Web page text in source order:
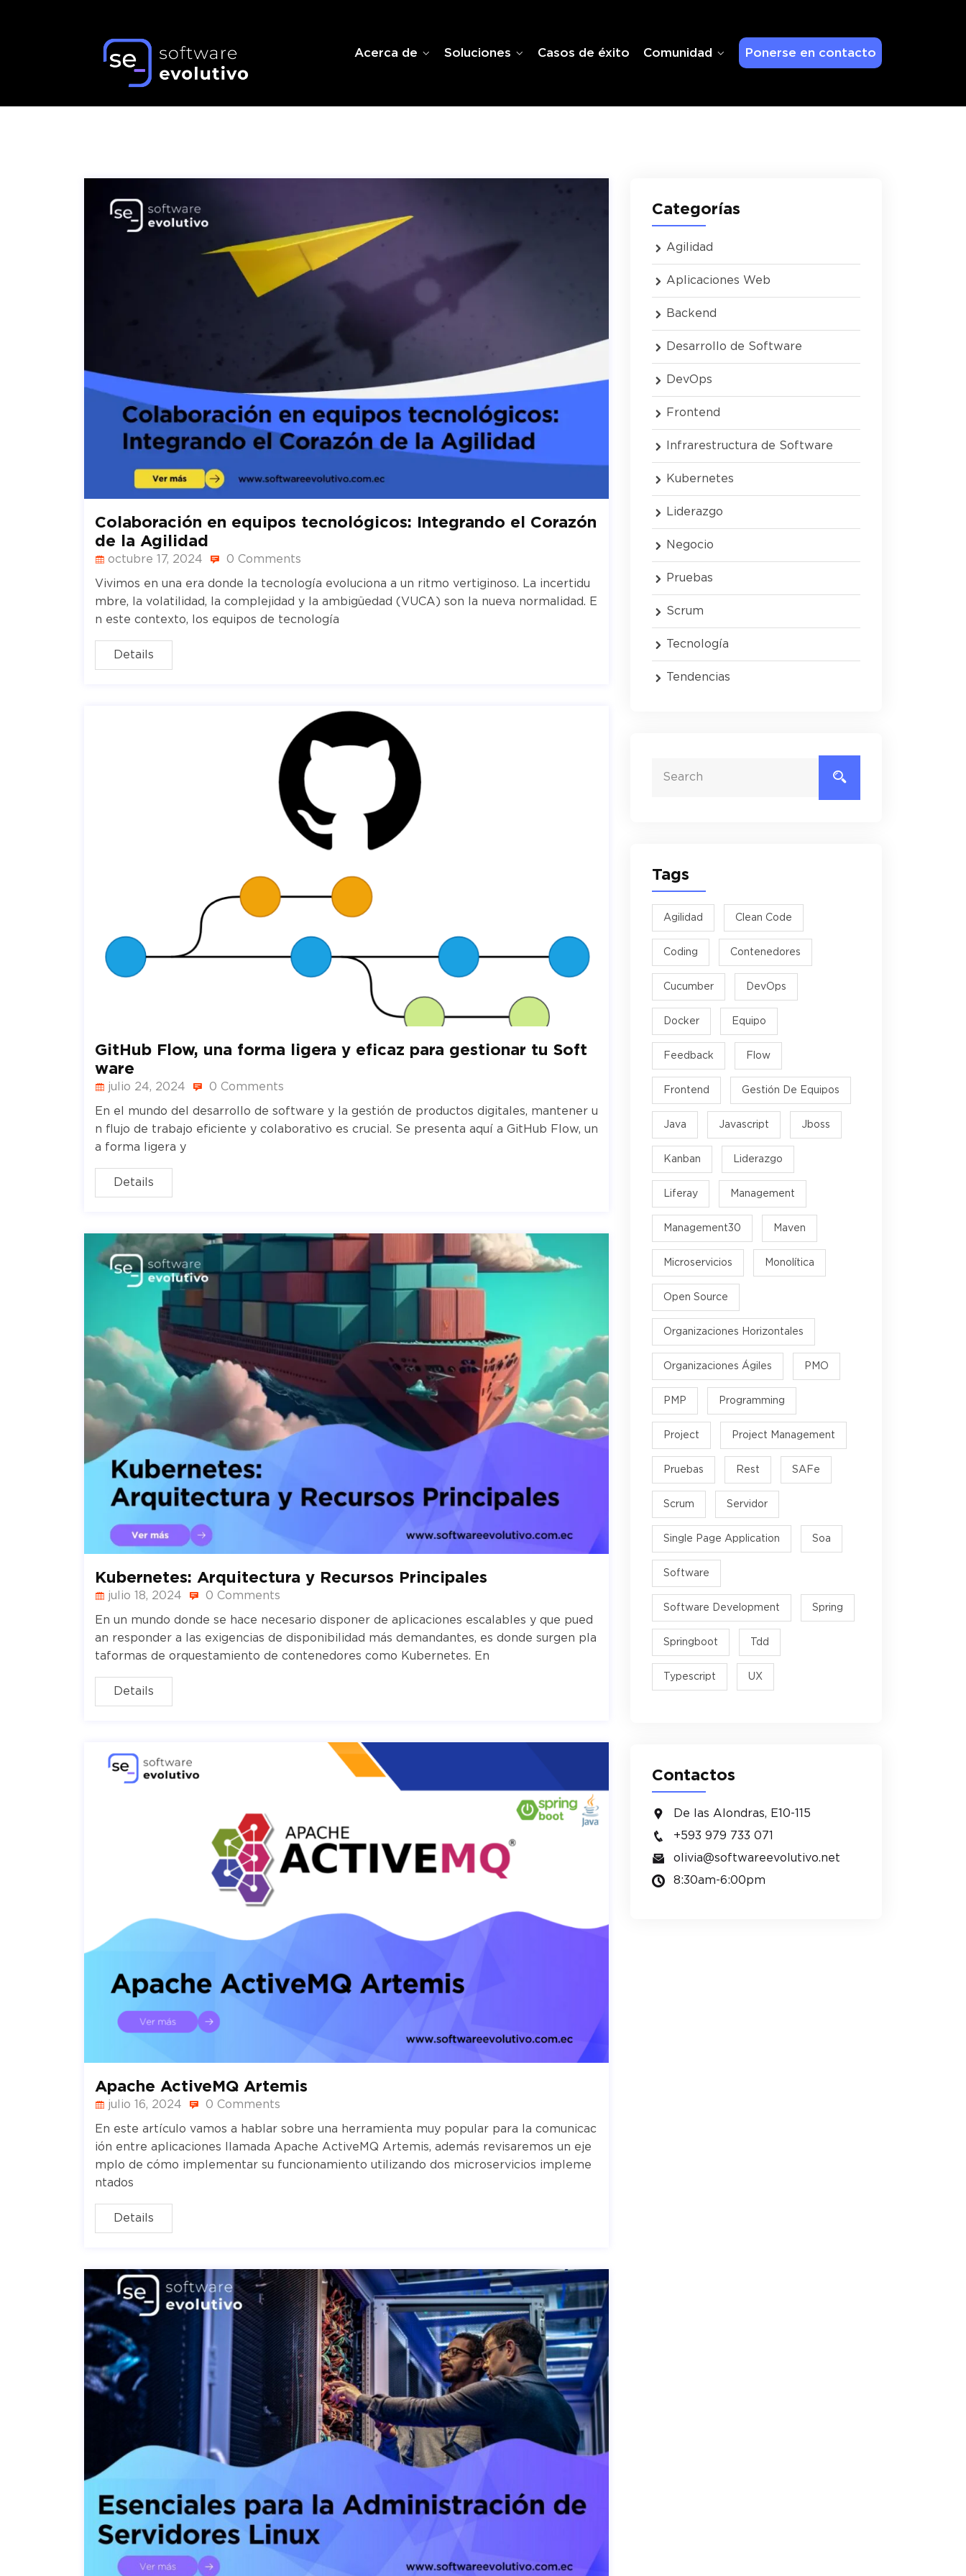
Acerca de Soluciones Casos de éxito Comunidad Ponerse en contacto
Colaboración en equipos tecnológicos: Integrando el Corazón
de la Agilidad
octubre 17, 2024 0 Comments
Vivimos en una era donde la tecnología evoluciona a un ritmo vertiginoso. La incertidu
mbre, la volatilidad, la complejidad y la ambigüedad (VUCA) son la nueva normalidad. E
n este contexto, los equipos de tecnología
Details
GitHub Flow, una forma ligera y eficaz para gestionar tu Soft
ware
julio 24, 2024 0 Comments
En el mundo del desarrollo de software y la gestión de productos digitales, mantener u
n flujo de trabajo eficiente y colaborativo es crucial. Se presenta aquí a GitHub Flow, un
a forma ligera y
Details
Kubernetes: Arquitectura y Recursos Principales
julio 18, 2024 0 Comments
En un mundo donde se hace necesario disponer de aplicaciones escalables y que pued
an responder a las exigencias de disponibilidad más demandantes, es donde surgen pla
taformas de orquestamiento de contenedores como Kubernetes. En
Details
Apache ActiveMQ Artemis
julio 16, 2024 0 Comments
En este artículo vamos a hablar sobre una herramienta muy popular para la comunicac
ión entre aplicaciones llamada Apache ActiveMQ Artemis, además revisaremos un eje
mplo de cómo implementar su funcionamiento utilizando dos microservicios impleme
ntados
Details
Categorías
Agilidad
Aplicaciones Web
Backend
Desarrollo de Software
DevOps
Frontend
Infrarestructura de Software
Kubernetes
Liderazgo
Negocio
Pruebas
Scrum
Tecnología
Tendencias
Tags
Agilidad Clean Code
Coding Contenedores
Cucumber DevOps
Docker Equipo
Feedback Flow
Frontend Gestión De Equipos
Java Javascript Jboss
Kanban Liderazgo
Liferay Management
Management30 Maven
Microservicios Monolítica
Open Source
Organizaciones Horizontales
Organizaciones Ágiles PMO
PMP Programming
Project Project Management
Pruebas Rest SAFe
Scrum Servidor
Single Page Application Soa
Software
Software Development Spring
Springboot Tdd
Typescript UX
Contactos
De las Alondras, E10-115
+593 979 733 071
olivia@softwareevolutivo.net
8:30am-6:00pm